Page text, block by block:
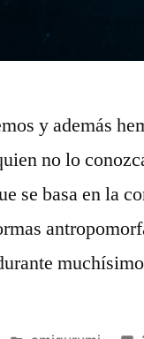
y además
no lo
se basa en la